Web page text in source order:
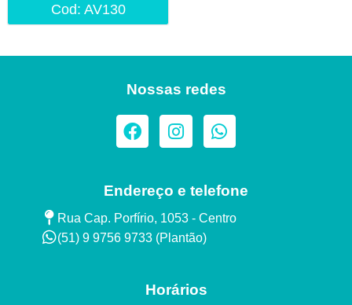
Cod: AV130
Nossas redes
Endereço e telefone
Rua Cap. Porfírio, 1053 - Centro
(51) 9 9756 9733 (Plantão)​
Horários